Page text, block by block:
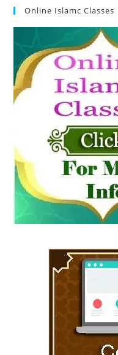
Online Islamc Classes